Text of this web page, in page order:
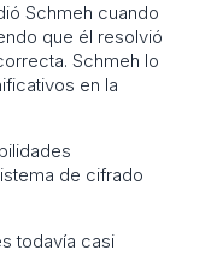
Schmeh cuando
que él resolvió
Schmeh lo
en la
de cifrado
todavía casi